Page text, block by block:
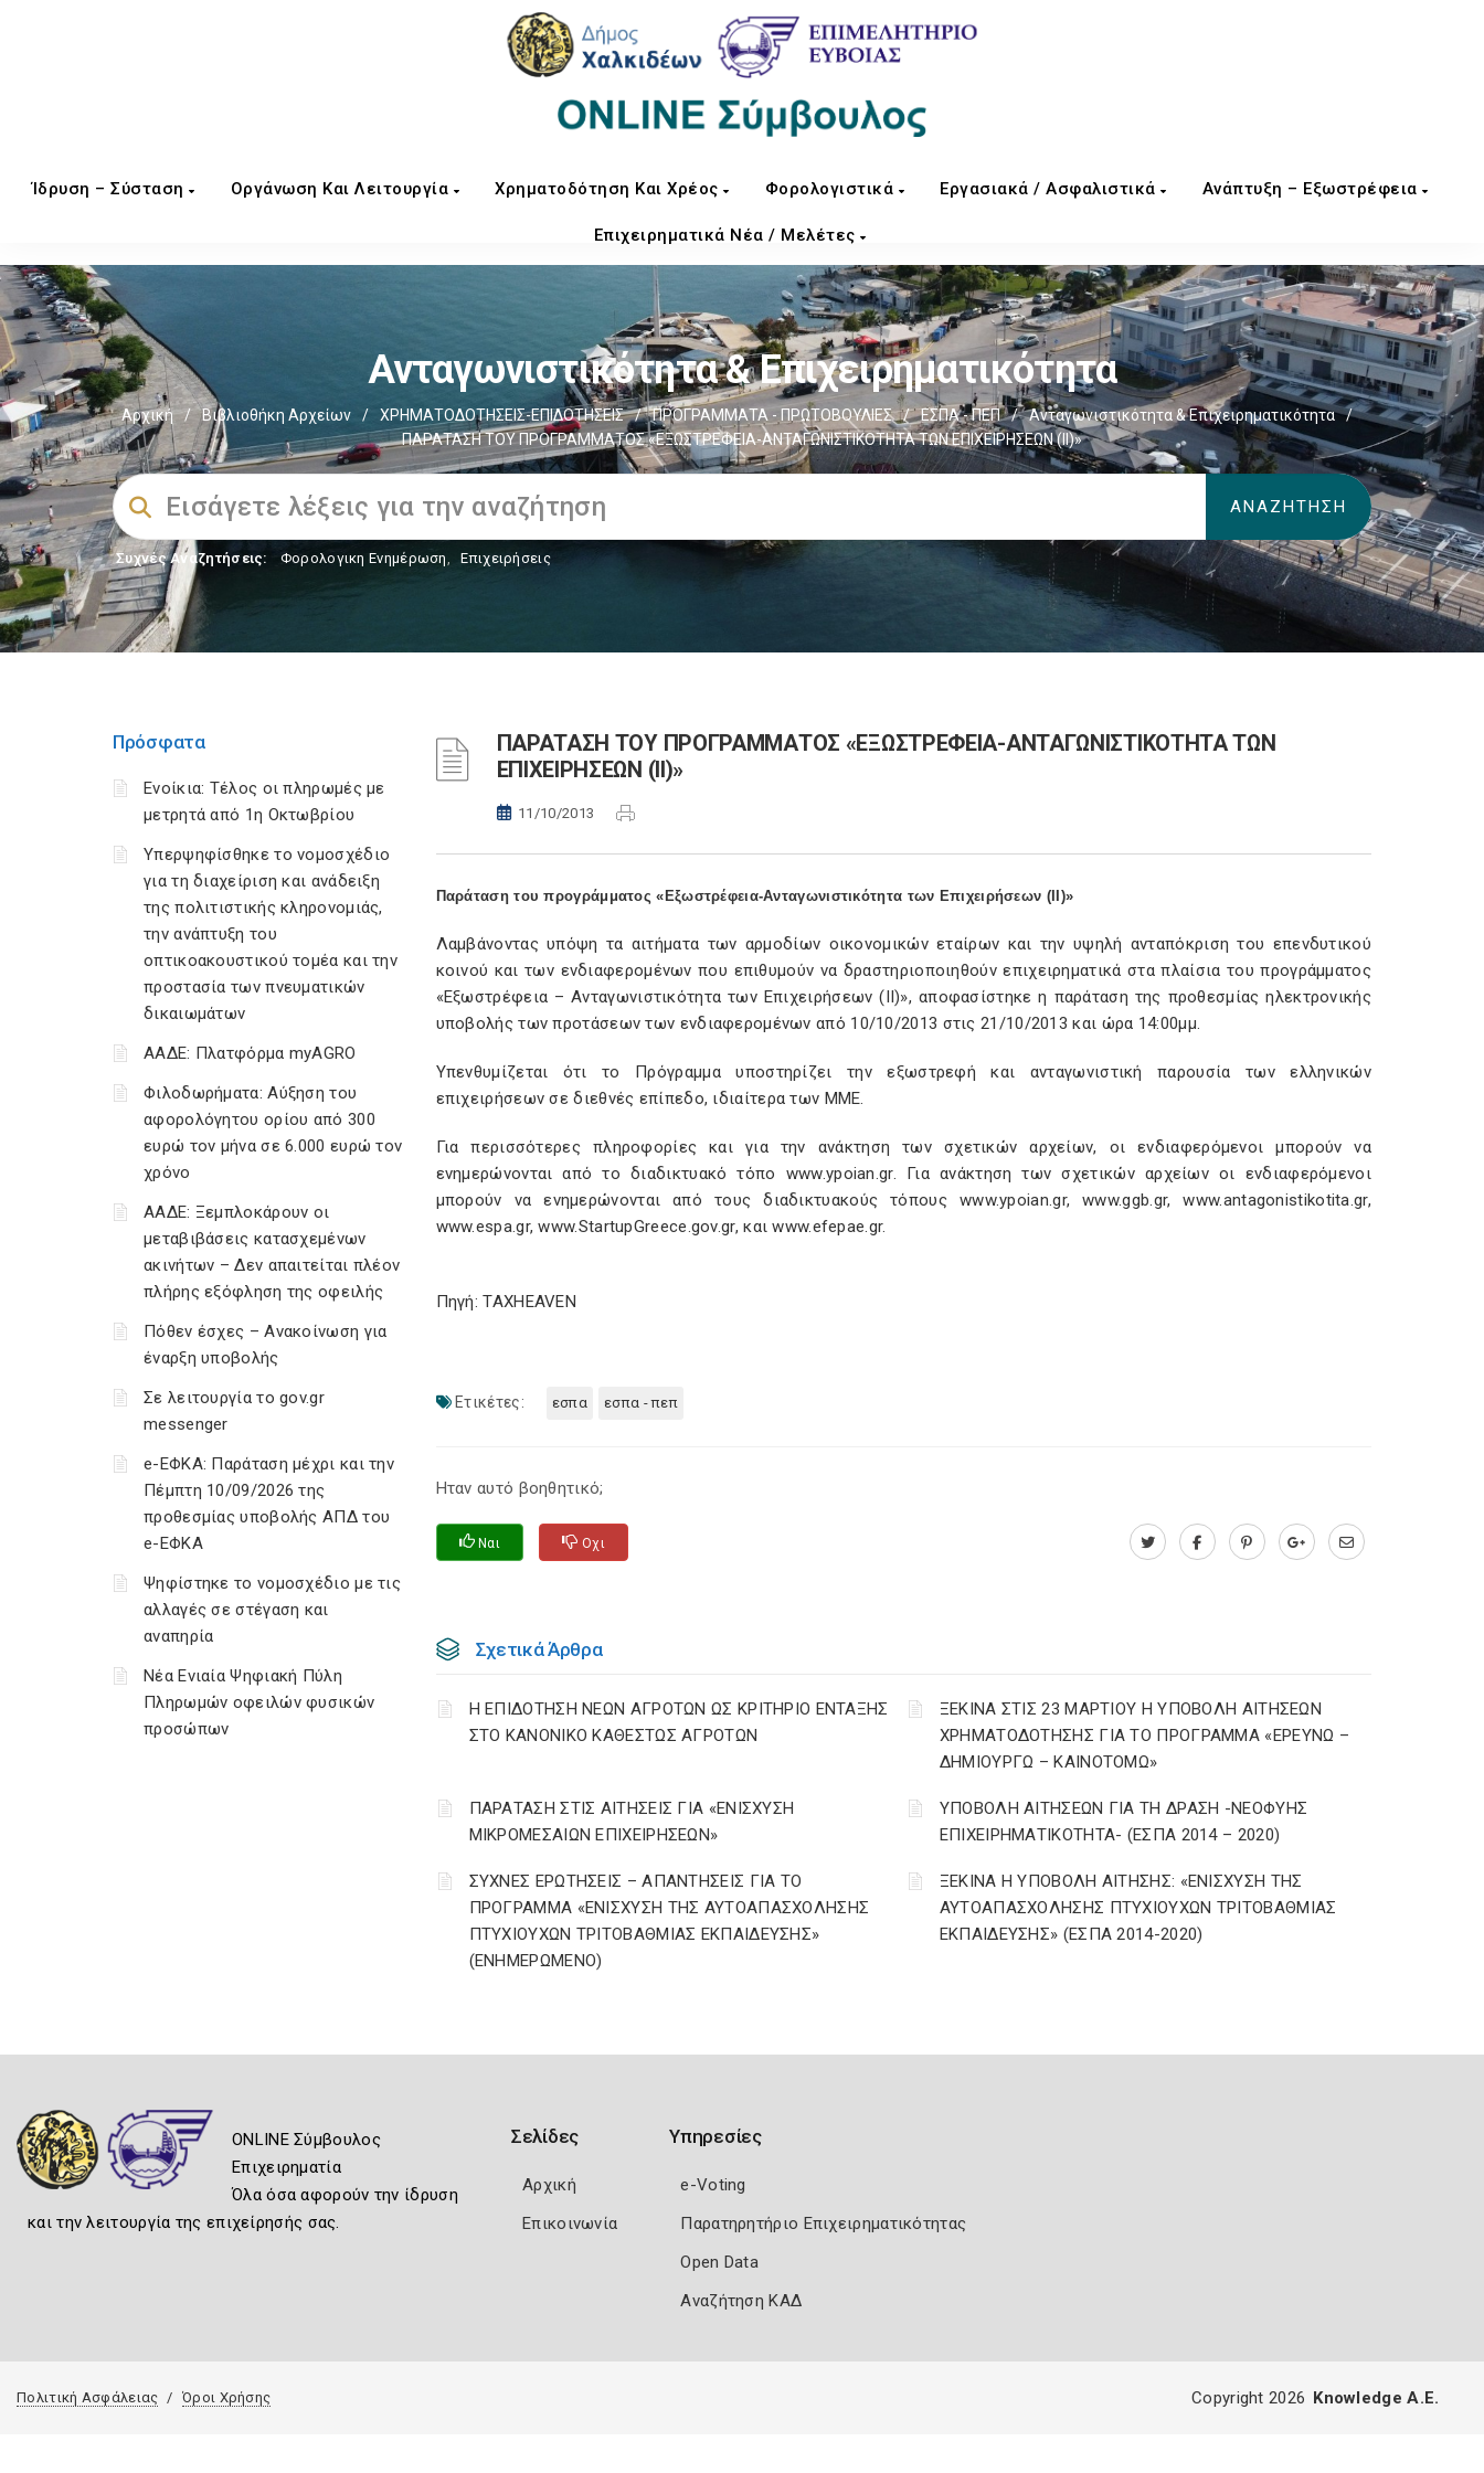
Ίδρυση – Σύσταση Οργάνωση Και Λειτουργία Χρηματοδότηση Και Χρέος Φορολογιστικά Εργασιακά / Ασφαλιστικά Ανάπτυξη – Εξωστρέφεια
Επιχειρηματικά Νέα / Μελέτες
Ανταγωνιστικότητα & Επιχειρηματικότητα
Αρχική / Βιβλιοθήκη Αρχείων / ΧΡΗΜΑΤΟΔΟΤΗΣΕΙΣ-ΕΠΙΔΟΤΗΣΕΙΣ / ΠΡΟΓΡΑΜΜΑΤΑ - ΠΡΩΤΟΒΟΥΛΙΕΣ / ΕΣΠΑ - ΠΕΠ / Ανταγωνιστικότητα & Επιχειρηματικότητα
/
ΠΑΡΑΤΑΣΗ ΤΟΥ ΠΡΟΓΡΑΜΜΑΤΟΣ «ΕΞΩΣΤΡΕΦΕΙΑ-ΑΝΤΑΓΩΝΙΣΤΙΚΟΤΗΤΑ ΤΩΝ ΕΠΙΧΕΙΡΗΣΕΩΝ (ΙΙ)»
Συχνές Αναζητήσεις: Φορολογικη Ενημέρωση, Επιχειρήσεις
Πρόσφατα
Ενοίκια: Τέλος οι πληρωμές με
μετρητά από 1η Οκτωβρίου
Υπερψηφίσθηκε το νομοσχέδιο
για τη διαχείριση και ανάδειξη
της πολιτιστικής κληρονομιάς,
την ανάπτυξη του
οπτικοακουστικού τομέα και την
προστασία των πνευματικών
δικαιωμάτων
ΑΑΔΕ: Πλατφόρμα myAGRO
Φιλοδωρήματα: Αύξηση του
αφορολόγητου ορίου από 300
ευρώ τον μήνα σε 6.000 ευρώ τον
χρόνο
ΑΑΔΕ: Ξεμπλοκάρουν οι
μεταβιβάσεις κατασχεμένων
ακινήτων – Δεν απαιτείται πλέον
πλήρης εξόφληση της οφειλής
Πόθεν έσχες – Ανακοίνωση για
έναρξη υποβολής
Σε λειτουργία το gov.gr
messenger
e-ΕΦΚΑ: Παράταση μέχρι και την
Πέμπτη 10/09/2026 της
προθεσμίας υποβολής ΑΠΔ του
e-ΕΦΚΑ
Ψηφίστηκε το νομοσχέδιο με τις
αλλαγές σε στέγαση και
αναπηρία
Νέα Ενιαία Ψηφιακή Πύλη
Πληρωμών οφειλών φυσικών
προσώπων
ΠΑΡΑΤΑΣΗ ΤΟΥ ΠΡΟΓΡΑΜΜΑΤΟΣ «ΕΞΩΣΤΡΕΦΕΙΑ-ΑΝΤΑΓΩΝΙΣΤΙΚΟΤΗΤΑ ΤΩΝ
ΕΠΙΧΕΙΡΗΣΕΩΝ (ΙΙ)»
11/10/2013
Παράταση του προγράμματος «Εξωστρέφεια-Ανταγωνιστικότητα των Επιχειρήσεων (ΙΙ)»
Λαμβάνοντας υπόψη τα αιτήματα των αρμοδίων οικονομικών εταίρων και την υψηλή ανταπόκριση του επενδυτικού
κοινού και των ενδιαφερομένων που επιθυμούν να δραστηριοποιηθούν επιχειρηματικά στα πλαίσια του προγράμματος
«Εξωστρέφεια – Ανταγωνιστικότητα των Επιχειρήσεων (ΙΙ)», αποφασίστηκε η παράταση της προθεσμίας ηλεκτρονικής
υποβολής των προτάσεων των ενδιαφερομένων από 10/10/2013 στις 21/10/2013 και ώρα 14:00μμ.
Υπενθυμίζεται ότι το Πρόγραμμα υποστηρίζει την εξωστρεφή και ανταγωνιστική παρουσία των ελληνικών
επιχειρήσεων σε διεθνές επίπεδο, ιδιαίτερα των ΜΜΕ.
Για περισσότερες πληροφορίες και για την ανάκτηση των σχετικών αρχείων, οι ενδιαφερόμενοι μπορούν να
ενημερώνονται από το διαδικτυακό τόπο www.ypoian.gr. Για ανάκτηση των σχετικών αρχείων οι ενδιαφερόμενοι
μπορούν να ενημερώνονται από τους διαδικτυακούς τόπους www.ypoian.gr, www.ggb.gr, www.antagonistikotita.gr,
www.espa.gr, www.StartupGreece.gov.gr, και www.efepae.gr.
Πηγή: TAXHEAVEN
Ετικέτες: εσπα εσπα - πεπ
Ηταν αυτό βοηθητικό;
Ναι Οχι
Σχετικά Άρθρα
Η ΕΠΙΔΟΤΗΣΗ ΝΕΩΝ ΑΓΡΟΤΩΝ ΩΣ ΚΡΙΤΗΡΙΟ ΕΝΤΑΞΗΣ
ΣΤΟ ΚΑΝΟΝΙΚΟ ΚΑΘΕΣΤΩΣ ΑΓΡΟΤΩΝ
ΞΕΚΙΝΑ ΣΤΙΣ 23 ΜΑΡΤΙΟΥ Η ΥΠΟΒΟΛΗ ΑΙΤΗΣΕΩΝ
ΧΡΗΜΑΤΟΔΟΤΗΣΗΣ ΓΙΑ ΤΟ ΠΡΟΓΡΑΜΜΑ «ΕΡΕΥΝΩ –
ΔΗΜΙΟΥΡΓΩ – ΚΑΙΝΟΤΟΜΩ»
ΠΑΡΑΤΑΣΗ ΣΤΙΣ ΑΙΤΗΣΕΙΣ ΓΙΑ «ΕΝΙΣΧΥΣΗ
ΜΙΚΡΟΜΕΣΑΙΩΝ ΕΠΙΧΕΙΡΗΣΕΩΝ»
ΥΠΟΒΟΛΗ ΑΙΤΗΣΕΩΝ ΓΙΑ ΤΗ ΔΡΑΣΗ -ΝΕΟΦΥΗΣ
ΕΠΙΧΕΙΡΗΜΑΤΙΚΟΤΗΤΑ- (ΕΣΠΑ 2014 – 2020)
ΣΥΧΝΕΣ ΕΡΩΤΗΣΕΙΣ – ΑΠΑΝΤΗΣΕΙΣ ΓΙΑ ΤΟ
ΠΡΟΓΡΑΜΜΑ «ΕΝΙΣΧΥΣΗ ΤΗΣ ΑΥΤΟΑΠΑΣΧΟΛΗΣΗΣ
ΠΤΥΧΙΟΥΧΩΝ ΤΡΙΤΟΒΑΘΜΙΑΣ ΕΚΠΑΙΔΕΥΣΗΣ»
(ΕΝΗΜΕΡΩΜΕΝΟ)
ΞΕΚΙΝΑ Η ΥΠΟΒΟΛΗ ΑΙΤΗΣΗΣ: «ΕΝΙΣΧΥΣΗ ΤΗΣ
ΑΥΤΟΑΠΑΣΧΟΛΗΣΗΣ ΠΤΥΧΙΟΥΧΩΝ ΤΡΙΤΟΒΑΘΜΙΑΣ
ΕΚΠΑΙΔΕΥΣΗΣ» (ΕΣΠΑ 2014-2020)
ONLINE Σύμβουλος
Επιχειρηματία
Όλα όσα αφορούν την ίδρυση
και την λειτουργία της επιχείρησής σας.
Σελίδες
Αρχική
Επικοινωνία
Υπηρεσίες
e-Voting
Παρατηρητήριο Επιχειρηματικότητας
Open Data
Αναζήτηση ΚΑΔ
Πολιτική Ασφάλειας Όροι Χρήσης Copyright 2026 Knowledge A.E.